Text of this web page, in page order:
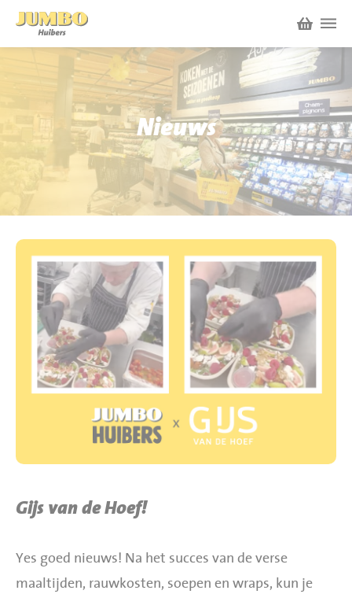
Winkels
P.W.A. Park
Bruïneplein
Nieuws
Acties
Vacatures en Solliciteren
Werken en leren
Jumbo.com
BBQ gigant webshop
Jumbo Huibers Specials
Nieuws
Gijs van de Hoef!
Yes goed nieuws! Na het succes van de verse
maaltijden, rauwkosten, soepen en wraps, kun je